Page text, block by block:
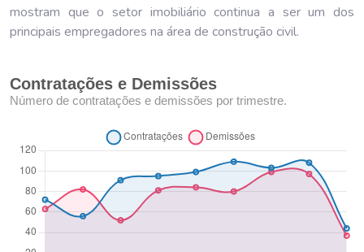
mostram que o setor imobiliário continua a ser um dos
principais empregadores na área de construção civil.
Contratações e Demissões
Número de contratações e demissões por trimestre.